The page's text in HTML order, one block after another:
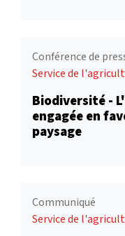
Conférence de
Service de
Biodiversité -
engagée en
paysage
Communiqué
Service de